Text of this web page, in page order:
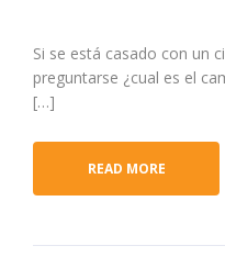
Si se está casado con un
preguntarse ¿cual es el
[…]
READ MORE